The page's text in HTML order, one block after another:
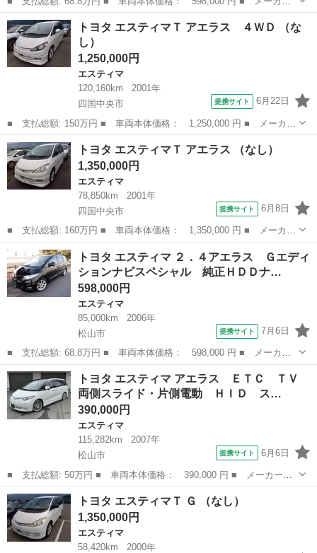
名： トヨタ ■ 車種名： エスティマ ■ グレード名： ２．４ア
エラス Ｇエディションナビスペシャル 純正ＨＤＤナビ／ＤＶＤ再
生／フルセグ...
愛媛 松山市 エスティマ
トヨタ エスティマＴ アエラス ４ＷＤ （な
し）
1,250,000円
エスティマ
120,160km
2001年
四国中央市
提携サイト 6月22日
■ 支払総額: 150万円 ■ 車両本体価格： 1,250,000 円 ■ メーカー
名： トヨタ ■ 車種名： エスティマＴ ■ グレード名： アエラ
ス ４ＷＤ ■ 排気量： 2400cc ■ ドア枚数： 5D ■ ミッシ...
愛媛 四国中央市
トヨタ エスティマＴ アエラス （なし）
1,350,000円
エスティマ
78,850km
2001年
四国中央市
提携サイト 6月8日
■ 支払総額: 160万円 ■ 車両本体価格： 1,350,000 円 ■ メーカー
名： トヨタ ■ 車種名： エスティマＴ ■ グレード名： アエラ
ス ■ 排気量： 3000cc ■ ドア枚数： 5D ■ ミッション： ...
愛媛 四国中央市
トヨタ エスティマ ２．４アエラス Ｇエディ
ションナビスペシャル 純正ＨＤＤナ…
598,000円
エスティマ
85,000km
2006年
松山市
提携サイト 7月6日
■ 支払総額: 68.8万円 ■ 車両本体価格： 598,000 円 ■ メーカー
名： トヨタ ■ 車種名： エスティマ ■ グレード名： ２．４ア
エラス Ｇエディションナビスペシャル 純正ＨＤＤナビ／ＤＶＤ再
生／フルセグ...
愛媛 松山市 エスティマ
トヨタ エスティマ アエラス ＥＴＣ ＴＶ
両側スライド・片側電動 ＨＩＤ ス…
390,000円
エスティマ
115,282km
2007年
松山市
提携サイト 6月6日
■ 支払総額: 50万円 ■ 車両本体価格： 390,000 円 ■ メーカー
名： トヨタ ■ 車種名： エスティマ ■ グレード名： アエラ
ス ＥＴＣ ＴＶ 両側スライド・片側電動 ＨＩＤ スマートキ
ー 電動格納ミラー ...
愛媛 松山市 エスティマ
トヨタ エスティマＴ Ｇ （なし）
1,350,000円
エスティマ
58,420km
2000年